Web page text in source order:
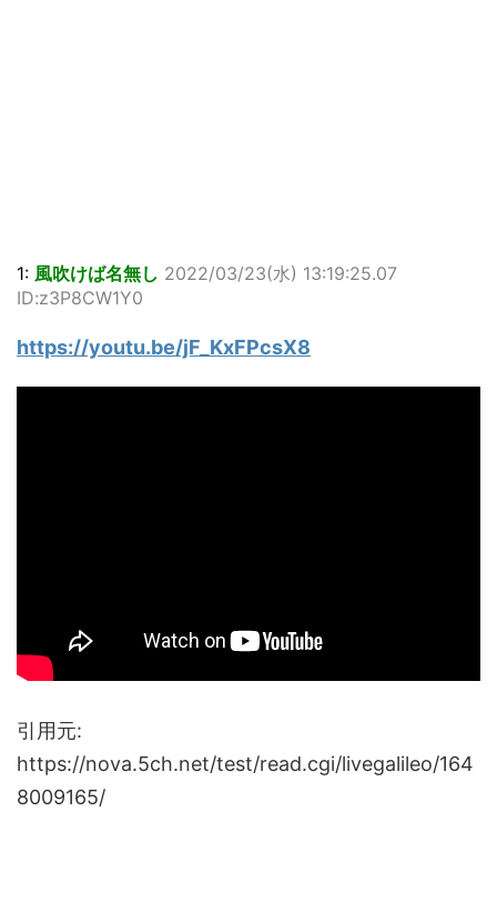
1: 風吹けば名無し 2022/03/23(水) 13:19:25.07
ID:z3P8CW1Y0
https://youtu.be/jF_KxFPcsX8
引用元:
https://nova.5ch.net/test/read.cgi/livegalileo/164
8009165/